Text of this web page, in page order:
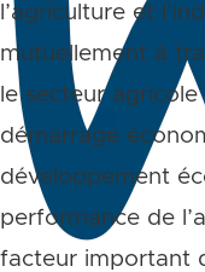
l’agriculture et
mutuellement à
le secteur
démarrage
développement
performance de
facteur important